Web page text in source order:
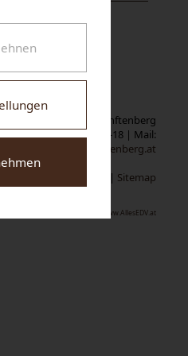
Markt 1 | A-3541 Senftenberg
0| Fax: 02719/2319-18 | Mail:
gemeindeamt@senftenberg.at
| Sitemap
www.AllesEDV.at